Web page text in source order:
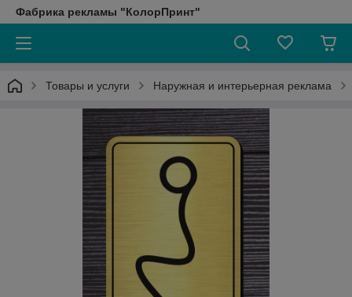
Фабрика рекламы "КолорПринт"
Товары и услуги Наружная и интерьерная реклама